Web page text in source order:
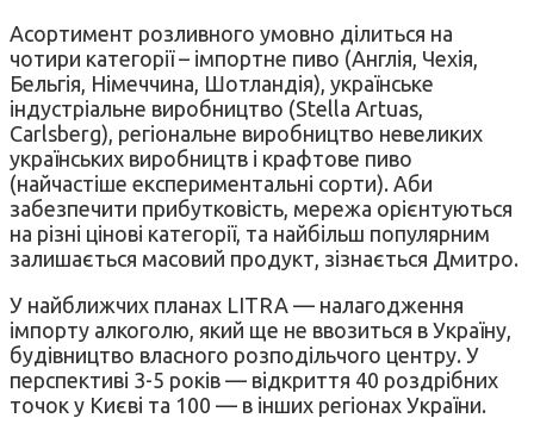
Асортимент розливного умовно ділиться на
чотири категорії – імпортне пиво (Англія, Чехія,
Бельгія, Німеччина, Шотландія), українське
індустріальне виробництво (Stella Artuas,
Carlsberg), регіональне виробництво невеликих
українських виробництв і крафтове пиво
(найчастіше експериментальні сорти). Аби
забезпечити прибутковість, мережа орієнтуються
на різні цінові категорії, та найбільш популярним
залишається масовий продукт, зізнається Дмитро.
У найближчих планах LITRA — налагодження
імпорту алкоголю, який ще не ввозиться в Україну,
будівництво власного розподільчого центру. У
перспективі 3-5 років — відкриття 40 роздрібних
точок у Києві та 100 — в інших регіонах України.